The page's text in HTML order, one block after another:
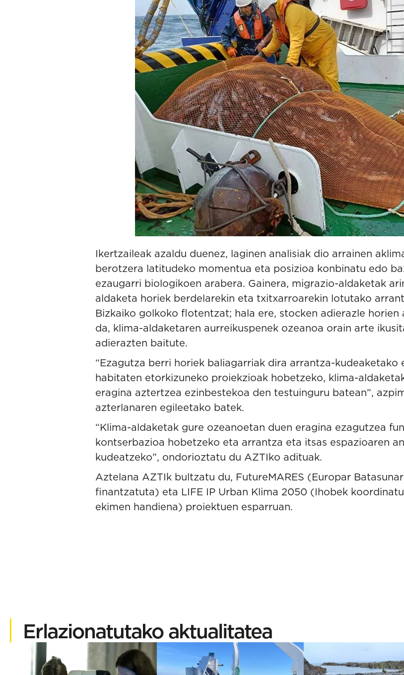
Ikertzaileak azaldu duenez, laginen analisiak dio arrainen
berotzera latitudeko momentua eta posizioa konbinatu edo
ezaugarri biologikoen arabera. Gainera, migrazio-aldaketak
aldaketa horiek berdelarekin eta txitxarroarekin lotutako
Bizkaiko golkoko flotentzat; hala ere, stocken adierazle
da, klima-aldaketaren aurreikuspenek ozeanoa orain arte
adierazten baitute.
“Ezagutza berri horiek baliagarriak dira arrantza-
habitaten etorkizuneko proiekzioak hobetzeko, klima-
eragina aztertzea ezinbestekoa den testuinguru batean”,
azterlanaren egileetako batek.
“Klima-aldaketak gure ozeanoetan duen eragina ezagutzea
kontserbazioa hobetzeko eta arrantza eta itsas espazioaren
kudeatzeko”, ondorioztatu du AZTIko adituak.
Aztelana AZTIk bultzatu du, FutureMARES (Europar
finantzatuta) eta LIFE IP Urban Klima 2050 (Ihobek
ekimen handiena) proiektuen esparruan.
Erlazionatutako aktualitatea